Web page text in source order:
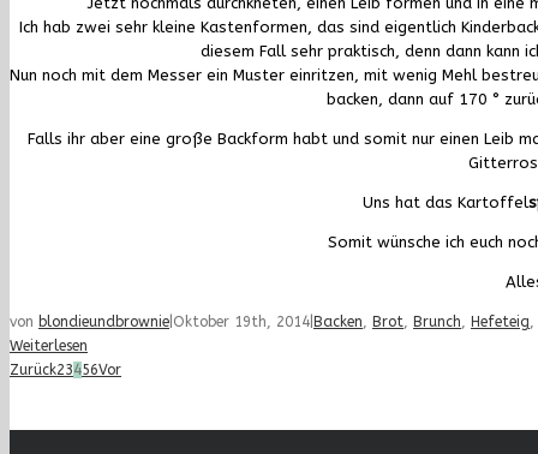
Ich hab zwei sehr kleine Kastenformen, das sind eigentlich
diesem Fall sehr praktisch, denn dann
Nun noch mit dem Messer ein Muster einritzen, mit wenig Mehl
backen, dann auf 170 °
Falls ihr aber eine große Backform habt und somit nur einen Leib
Uns hat das Kartoffel
Somit wünsche ich euch
von blondieundbrownie Oktober 19th, 2014 Backen, Brot, Brunch, Hefeteig,
Weiterlesen
Zurück23456Vor